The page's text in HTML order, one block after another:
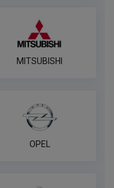
MITSUBISHI
OPEL